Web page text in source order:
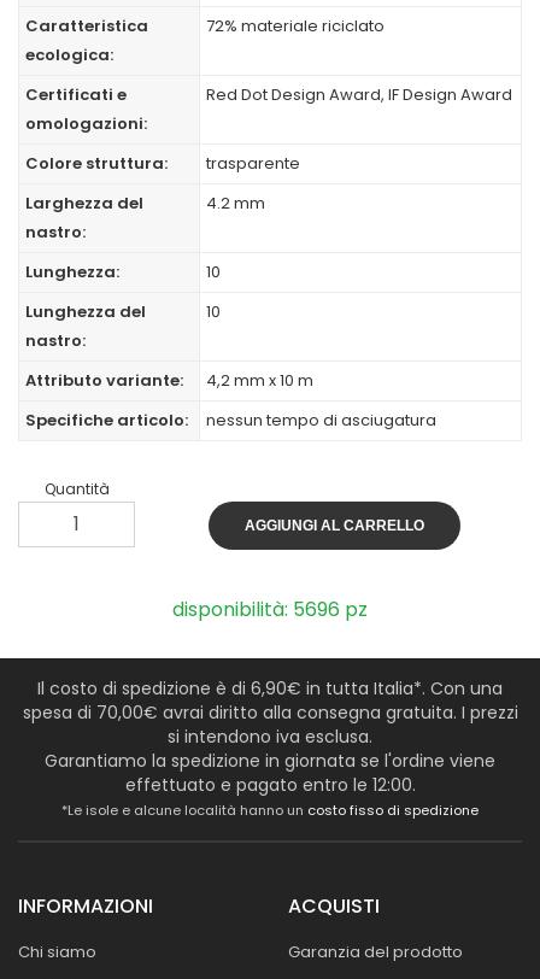
Caratteristica
ecologica:
72% materiale riciclato
Certificati e
omologazioni:
Red Dot Design Award, IF Design Award
Colore struttura:
trasparente
Larghezza del
nastro:
4.2 mm
Lunghezza:
10
Lunghezza del
nastro:
10
Attributo variante:
4,2 mm x 10 m
Specifiche articolo:
nessun tempo di asciugatura
Quantità
AGGIUNGI AL CARRELLO
disponibilità: 5696 pz
Il costo di spedizione è di 6,90€ in tutta Italia*. Con una
spesa di 70,00€ avrai diritto alla consegna gratuita. I prezzi
si intendono iva esclusa.
Garantiamo la spedizione in giornata se l'ordine viene
effettuato e pagato entro le 12:00.
*Le isole e alcune località hanno un costo fisso di spedizione
INFORMAZIONI
Chi siamo
ACQUISTI
Garanzia del prodotto